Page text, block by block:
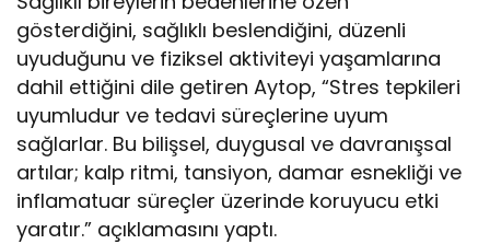
gösterdiğini, sağlıklı beslendiğini, düzenli
uyuduğunu ve fiziksel aktiviteyi yaşamlarına
dahil ettiğini dile getiren Aytop, “Stres tepkileri
uyumludur ve tedavi süreçlerine uyum
sağlarlar. Bu bilişsel, duygusal ve davranışsal
artılar; kalp ritmi, tansiyon, damar esnekliği ve
inflamatuar süreçler üzerinde koruyucu etki
yaratır.” açıklamasını yaptı.